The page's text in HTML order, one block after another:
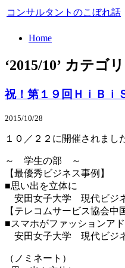
コンサルタントのこぼれ話
Home
‘2015/10’ カテゴ
祝！第１９回ＨｉＢｉ
2015/10/28
１０／２２に開催されまし
～ 学生の部 ～
【最優秀ビジネス事例】
■思い出を立体に
安田女子大学 現代ビジ
【テレコムサービス協会中
■スマホがファッションア
安田女子大学 現代ビジ
（ノミネート）